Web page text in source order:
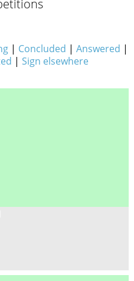
| Concluded | Answered |
|Sign elsewhere